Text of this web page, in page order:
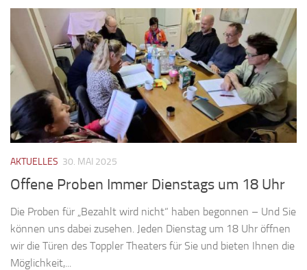
AKTUELLES 30. MAI 2025
Offene Proben Immer Dienstags um 18 Uhr
Die Proben für „Bezahlt wird nicht“ haben begonnen – Und Sie
können uns dabei zusehen. Jeden Dienstag um 18 Uhr öffnen
wir die Türen des Toppler Theaters für Sie und bieten Ihnen die
Möglichkeit,...